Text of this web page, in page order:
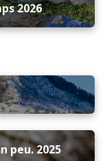
2026
peu. 2025